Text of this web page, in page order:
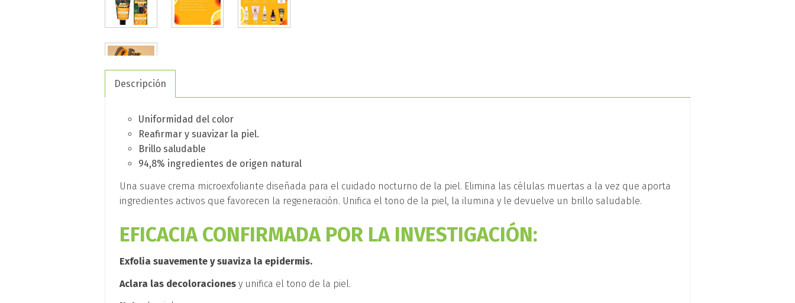
descripción
Uniformidad del color
Reafirmar y suavizar la piel.
Brillo saludable
94,8% ingredientes de origen natural
Una suave crema microexfoliante diseñada para el cuidado nocturno de la piel. Elimina las células muertas a la vez que aporta
ingredientes activos que favorecen la regeneración. Unifica el tono de la piel, la ilumina y le devuelve un brillo saludable.
EFICACIA CONFIRMADA POR LA INVESTIGACIÓN:
Exfolia suavemente y suaviza la epidermis.
Aclara las decoloraciones y unifica el tono de la piel.